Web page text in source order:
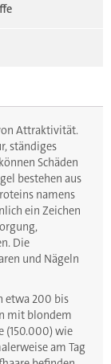
Attraktivität.
ständiges
Schäden
bestehen aus
namens
ein Zeichen
Die
und Nägeln
etwa 200 bis
mit blondem
(150.000) wie
am Tag